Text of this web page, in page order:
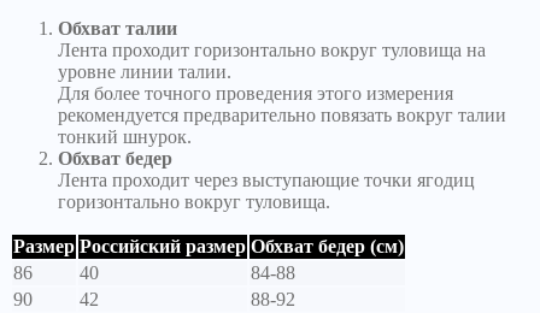
Обхват талии
Лента проходит горизонтально вокруг туловища на
уровне линии талии.
Для более точного проведения этого измерения
рекомендуется предварительно повязать вокруг талии
тонкий шнурок.
Обхват бедер
Лента проходит через выступающие точки ягодиц
горизонтально вокруг туловища.
Размер Российский размер Обхват бедер (см)
86
40
84-88
90
42
88-92